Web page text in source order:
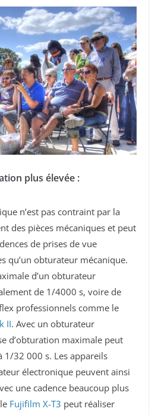
plus élevée :
n’est pas contraint par la
des pièces mécaniques et peut
de prises de vue
qu’un obturateur mécanique.
d’un obturateur
de 1/4000 s, voire de
professionnels comme le
II. Avec un obturateur
d’obturation maximale peut
1/32 000 s. Les appareils
électronique peuvent ainsi
une cadence beaucoup plus
Fujifilm X-T3 peut réaliser